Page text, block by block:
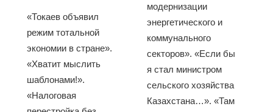
«Токаев объявил
режим тотальной
экономии в стране».
«Хватит мыслить
шаблонами!».
«Налоговая
модернизации
энергетического и
коммунального
секторов». «Если бы
я стал министром
сельского хозяйства
Казахстана…». «Там